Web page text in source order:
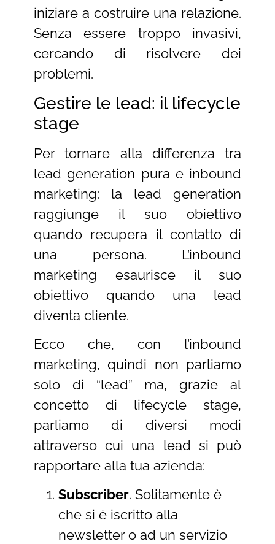
iniziare a costruire una relazione.
Senza essere troppo invasivi,
cercando di risolvere dei
problemi.
Gestire le lead: il lifecycle
stage
Per tornare alla differenza tra
lead generation pura e inbound
marketing: la lead generation
raggiunge il suo obiettivo
quando recupera il contatto di
una persona. L’inbound
marketing esaurisce il suo
obiettivo quando una lead
diventa cliente.
Ecco che, con l’inbound
marketing, quindi non parliamo
solo di “lead” ma, grazie al
concetto di lifecycle stage,
parliamo di diversi modi
attraverso cui una lead si può
rapportare alla tua azienda:
Subscriber. Solitamente è
che si è iscritto alla
newsletter o ad un servizio